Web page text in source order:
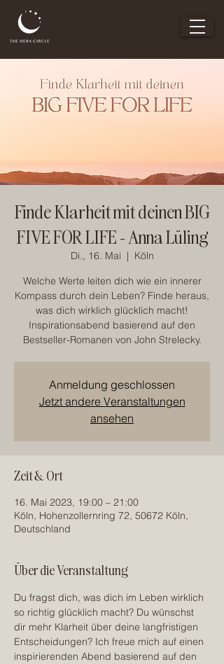
Finde Klarheit mit deinen BIG
FIVE FOR LIFE - Anna Lüling
Di., 16. Mai
  |
Köln
Welche Werte leiten dich wie ein innerer
Kompass durch dein Leben? Finde heraus,
was dich wirklich glücklich macht!
Inspirationsabend basierend auf den
Bestseller-Romanen von John Strelecky.
Anmeldung geschlossen
Jetzt andere Veranstaltungen
ansehen
Zeit & Ort
16. Mai 2023, 19:00 – 21:00
Köln, Hohenzollernring 72, 50672 Köln,
Deutschland
Über die Veranstaltung
Du fragst dich, was dich im Leben wirklich
so richtig glücklich macht? Du wünschst
dir mehr Klarheit über deine langfristigen
Entscheidungen? Ich freue mich auf einen
inspirierenden Abend basierend auf den